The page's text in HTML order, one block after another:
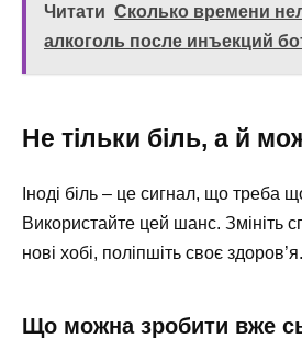
Читати Сколько времени
алкоголь после инъекций
Не тільки біль, а й
Іноді біль – це сигнал, що треба
Використайте цей шанс. Змініть
нові хобі, поліпшіть своє здоров’я.
Що можна зробити вже